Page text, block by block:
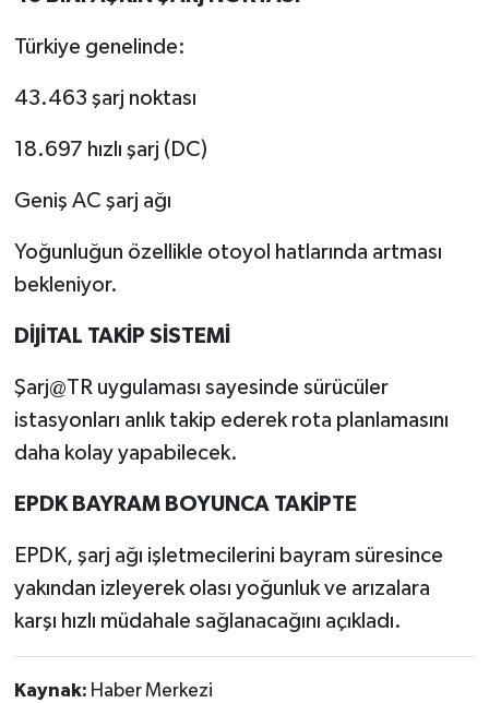
Türkiye genelinde:
43.463 şarj noktası
18.697 hızlı şarj (DC)
Geniş AC şarj ağı
Yoğunluğun özellikle otoyol hatlarında artması
bekleniyor.
DİJİTAL TAKİP SİSTEMİ
Şarj@TR uygulaması sayesinde sürücüler
istasyonları anlık takip ederek rota planlamasını
daha kolay yapabilecek.
EPDK BAYRAM BOYUNCA TAKİPTE
EPDK, şarj ağı işletmecilerini bayram süresince
yakından izleyerek olası yoğunluk ve arızalara
karşı hızlı müdahale sağlanacağını açıkladı.
Kaynak: Haber Merkezi